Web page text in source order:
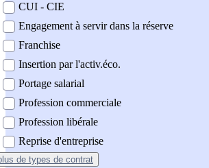
CUI - CIE
Engagement à servir dans la réserve
Franchise
Insertion par l'activ.éco.
Portage salarial
Profession commerciale
Profession libérale
Reprise d'entreprise
de types de contrat